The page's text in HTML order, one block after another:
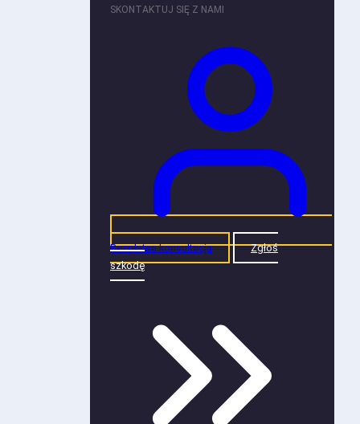
SKONTAKTUJ SIĘ Z NAMI
Bezpłatna konsultacja
Zgłoś
szkodę